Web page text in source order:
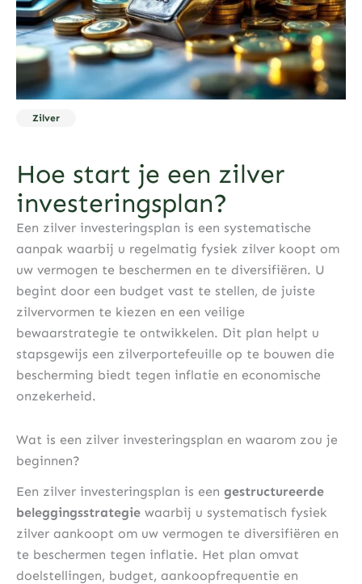
Zilver
Hoe start je een zilver
investeringsplan?
Een zilver investeringsplan is een systematische
aanpak waarbij u regelmatig fysiek zilver koopt om
uw vermogen te beschermen en te diversifiëren. U
begint door een budget vast te stellen, de juiste
zilvervormen te kiezen en een veilige
bewaarstrategie te ontwikkelen. Dit plan helpt u
stapsgewijs een zilverportefeuille op te bouwen die
bescherming biedt tegen inflatie en economische
onzekerheid.
Wat is een zilver investeringsplan en waarom zou je
beginnen?
Een zilver investeringsplan is een gestructureerde
beleggingsstrategie waarbij u systematisch fysiek
zilver aankoopt om uw vermogen te diversifiëren en
te beschermen tegen inflatie. Het plan omvat
doelstellingen, budget, aankoopfrequentie en